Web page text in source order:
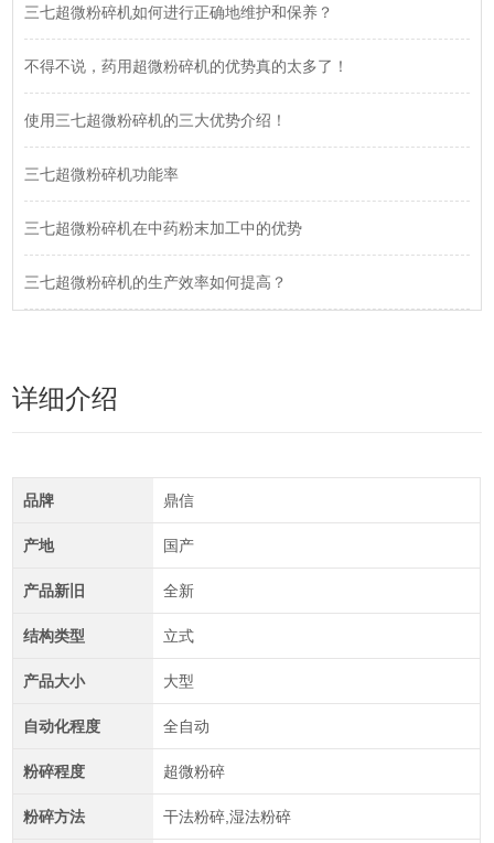
三七超微粉碎机如何进行正确地维护和保养？
不得不说，药用超微粉碎机的优势真的太多了！
使用三七超微粉碎机的三大优势介绍！
三七超微粉碎机功能率
三七超微粉碎机在中药粉末加工中的优势
三七超微粉碎机的生产效率如何提高？
详细介绍
品牌 鼎信
产地 国产
产品新旧 全新
结构类型 立式
产品大小 大型
自动化程度 全自动
粉碎程度 超微粉碎
粉碎方法 干法粉碎,湿法粉碎